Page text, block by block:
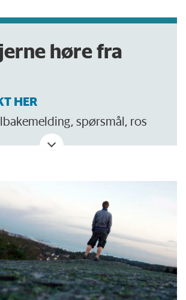
høre fra
HER
spørsmål, ros
Eller tips om noe vi bør skrive